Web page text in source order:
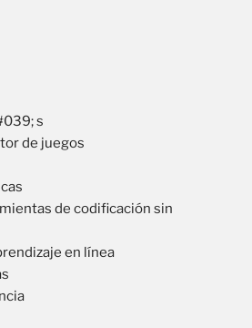
s
de juegos
de codificación sin
en línea